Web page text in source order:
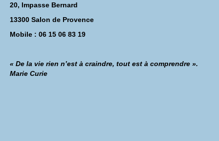
20, Impasse Bernard
13300 Salon de Provence
Mobile : 06 15 06 83 19
« De la vie rien n’est à craindre, tout est à comprendre ».
Marie Curie